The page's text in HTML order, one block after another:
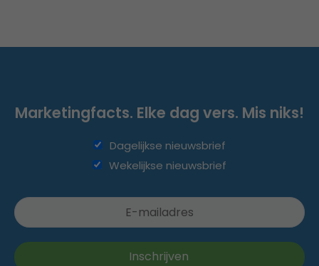
Marketingfacts. Elke dag vers. Mis niks!
Dagelijkse nieuwsbrief
Wekelijkse nieuwsbrief